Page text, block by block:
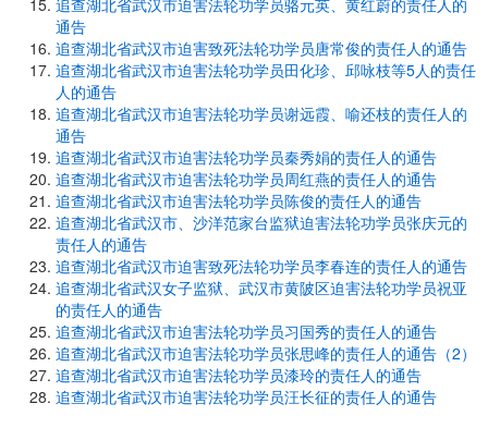
追查湖北省武汉市迫害法轮功学员骆元英、黄红蔚的责任人的
通告
追查湖北省武汉市迫害致死法轮功学员唐常俊的责任人的通告
追查湖北省武汉市迫害法轮功学员田化珍、邱咏枝等5人的责任
人的通告
追查湖北省武汉市迫害法轮功学员谢远霞、喻还枝的责任人的
通告
追查湖北省武汉市迫害法轮功学员秦秀娟的责任人的通告
追查湖北省武汉市迫害法轮功学员周红燕的责任人的通告
追查湖北省武汉市迫害法轮功学员陈俊的责任人的通告
追查湖北省武汉市、沙洋范家台监狱迫害法轮功学员张庆元的
责任人的通告
追查湖北省武汉市迫害致死法轮功学员李春连的责任人的通告
追查湖北省武汉女子监狱、武汉市黄陂区迫害法轮功学员祝亚
的责任人的通告
追查湖北省武汉市迫害法轮功学员习国秀的责任人的通告
追查湖北省武汉市迫害法轮功学员张思峰的责任人的通告（2）
追查湖北省武汉市迫害法轮功学员漆玲的责任人的通告
追查湖北省武汉市迫害法轮功学员汪长征的责任人的通告